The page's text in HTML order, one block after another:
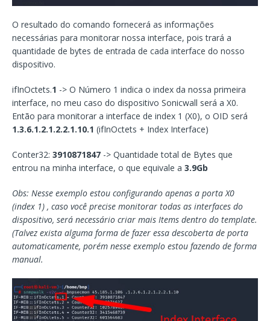
O resultado do comando fornecerá as informações
necessárias para monitorar nossa interface, pois trará a
quantidade de bytes de entrada de cada interface do nosso
dispositivo.
ifInOctets.1 -> O Número 1 indica o index da nossa primeira
interface, no meu caso do dispositivo Sonicwall será a X0.
Então para monitorar a interface de index 1 (X0), o OID será
1.3.6.1.2.1.2.2.1.10.1 (ifInOctets + Index Interface)
Conter32: 3910871847 -> Quantidade total de Bytes que
entrou na minha interface, o que equivale a 3.9Gb
Obs: Nesse exemplo estou configurando apenas a porta X0
(index 1) , caso você precise monitorar todas as interfaces do
dispositivo, será necessário criar mais Items dentro do template.
(Talvez exista alguma forma de fazer essa descoberta de porta
automaticamente, porém nesse exemplo estou fazendo de forma
manual.